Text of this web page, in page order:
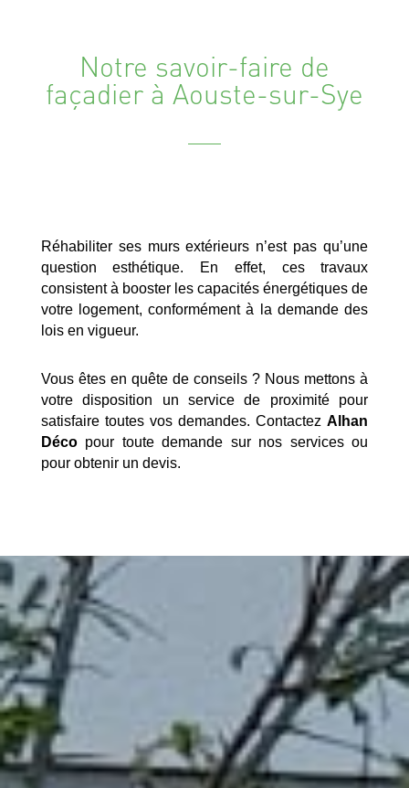
Notre savoir-faire de
façadier à Aouste-sur-Sye
Réhabiliter ses murs extérieurs n’est pas qu’une
question esthétique. En effet, ces travaux
consistent à booster les capacités énergétiques de
votre logement, conformément à la demande des
lois en vigueur.
Vous êtes en quête de conseils ? Nous mettons à
votre disposition un service de proximité pour
satisfaire toutes vos demandes. ContactezAlhan
Décopour toute demande sur nos services ou
pour obtenir un devis.